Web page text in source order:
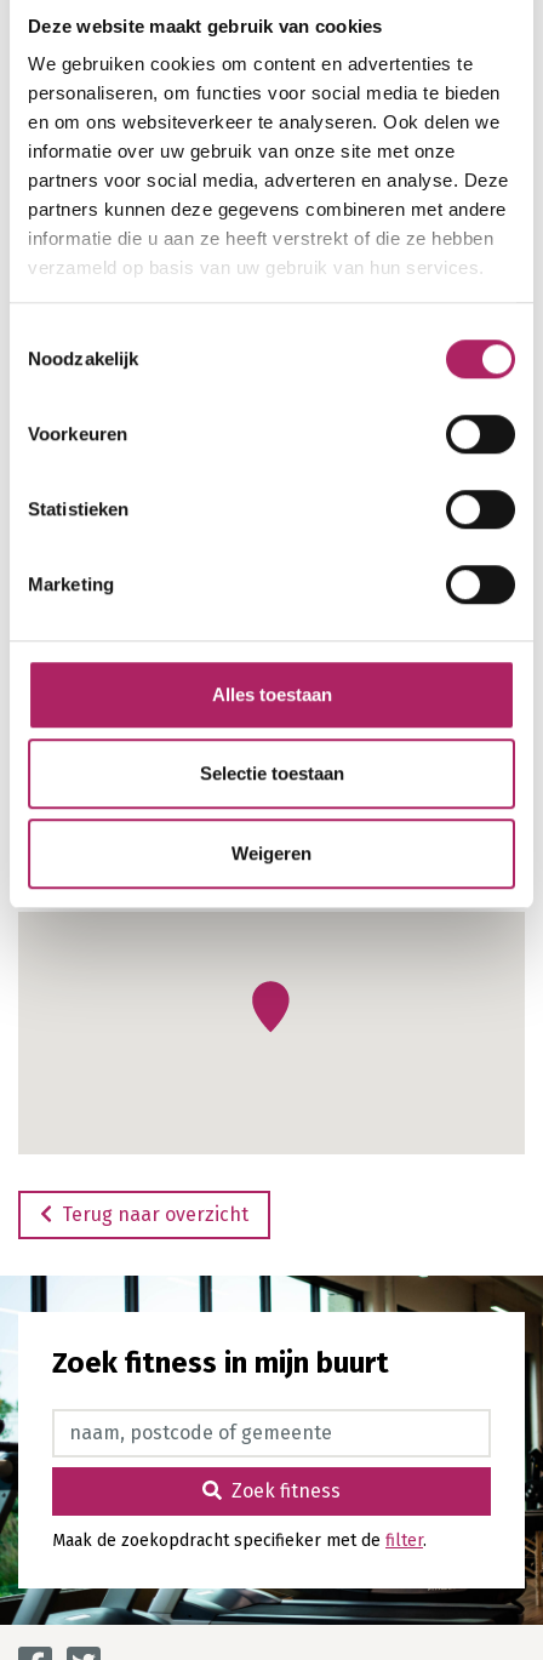
Deze website maakt gebruik van cookies
We gebruiken cookies om content en advertenties te
personaliseren, om functies voor social media te bieden
en om ons websiteverkeer te analyseren. Ook delen we
informatie over uw gebruik van onze site met onze
partners voor social media, adverteren en analyse. Deze
partners kunnen deze gegevens combineren met andere
informatie die u aan ze heeft verstrekt of die ze hebben
verzameld op basis van uw gebruik van hun services.
Noodzakelijk
Voorkeuren
Statistieken
Marketing
Alles toestaan
Selectie toestaan
Weigeren
Openingsuren nu open
ma
06:00 - 22:00
di
06:00 - 22:00
06:00 - 22:00
za
dan het fitnesscentrum. Neem contact op met
Terug naar overzicht
Zoek fitness in mijn buurt
Zoek fitness
Maak de zoekopdracht specifieker met de filter.